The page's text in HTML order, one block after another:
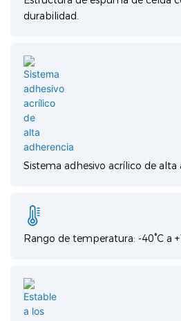
durabilidad.
Sistema adhesivo acrílico de alta
Rango de temperatura: -40°C a